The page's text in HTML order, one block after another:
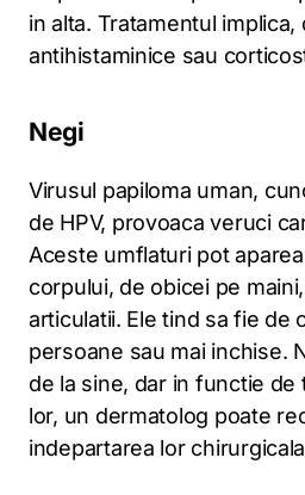
in alta. Tratamentul implica,
antihistaminice sau
Negi
Virusul papiloma uman,
de HPV, provoaca veruci
Aceste umflaturi pot
corpului, de obicei pe
articulatii. Ele tind sa fie de
persoane sau mai inchise.
de la sine, dar in functie de
lor, un dermatolog poate
indepartarea lor